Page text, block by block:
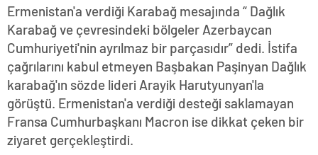
Ermenistan'a verdiği Karabağ mesajında “ Dağlık
Karabağ ve çevresindeki bölgeler Azerbaycan
Cumhuriyeti'nin ayrılmaz bir parçasıdır” dedi. İstifa
çağrılarını kabul etmeyen Başbakan Paşinyan Dağlık
karabağ'ın sözde lideri Arayik Harutyunyan'la
görüştü. Ermenistan'a verdiği desteği saklamayan
Fransa Cumhurbaşkanı Macron ise dikkat çeken bir
ziyaret gerçekleştirdi.